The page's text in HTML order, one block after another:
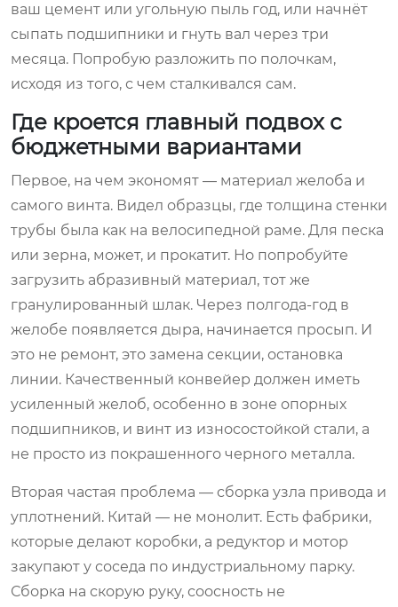
ваш цемент или угольную пыль год, или начнёт
сыпать подшипники и гнуть вал через три
месяца. Попробую разложить по полочкам,
исходя из того, с чем сталкивался сам.
Где кроется главный подвох с
бюджетными вариантами
Первое, на чем экономят — материал желоба и
самого винта. Видел образцы, где толщина стенки
трубы была как на велосипедной раме. Для песка
или зерна, может, и прокатит. Но попробуйте
загрузить абразивный материал, тот же
гранулированный шлак. Через полгода-год в
желобе появляется дыра, начинается просып. И
это не ремонт, это замена секции, остановка
линии. Качественный конвейер должен иметь
усиленный желоб, особенно в зоне опорных
подшипников, и винт из износостойкой стали, а
не просто из покрашенного черного металла.
Вторая частая проблема — сборка узла привода и
уплотнений. Китай — не монолит. Есть фабрики,
которые делают коробки, а редуктор и мотор
закупают у соседа по индустриальному парку.
Сборка на скорую руку, соосность не